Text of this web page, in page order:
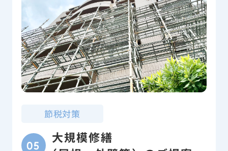
節税対策
05
大規模修繕